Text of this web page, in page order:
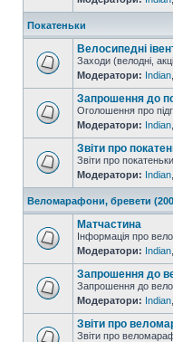
Покатеньки
Велосипедні
Заходи (велодні,
Модератори: Indian
Запрошення до
Оголошення про
Модератори: Indian
Звіти про
Звіти про
Модератори: Indian
Веломарафони, бревети
Матчастина
Інформація про
Модератори: Indian
Запрошення до
Запрошення до
Модератори: Indian
Звіти про
Звіти про